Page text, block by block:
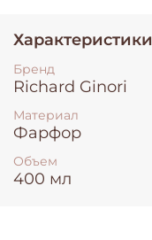
Характеристики
Бренд
Richard Ginori
Материал
Фарфор
Объем
400 мл